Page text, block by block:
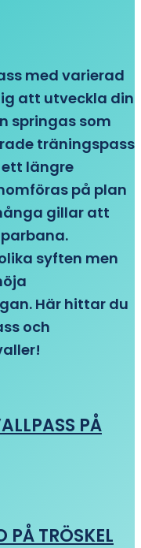
med varierad
att utveckla din
springas som
träningspass
längre
på plan
gillar att
syften men
Här hittar du
och
PÅ
PÅ TRÖSKEL